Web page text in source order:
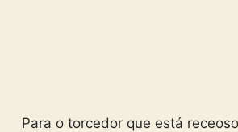
Para o torcedor que está